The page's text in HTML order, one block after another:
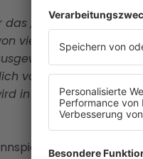
„Du als Papp-
vier Pappaufsteller
wurde,
von Life Radio
in keiner Weise von
verwendet die Life